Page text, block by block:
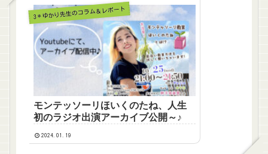
3＊ゆかり先生のコラム＆レポート
モンテッソーリほいくのたね、人生
初のラジオ出演アーカイブ公開～♪
2024.01.19